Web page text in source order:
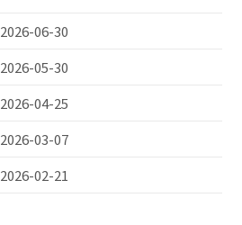
2026-06-30
2026-05-30
2026-04-25
2026-03-07
2026-02-21